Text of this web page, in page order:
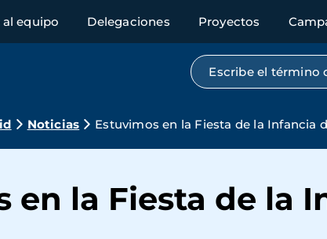
equipo Delegaciones Proyectos
Búsqueda por
Noticias Estuvimos en la Fiesta de la Infancia
en la Fiesta de la